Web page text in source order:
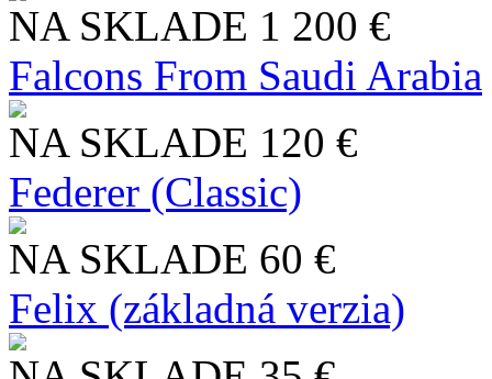
NA SKLADE 1 200 €
Falcons From Saudi Arabia
NA SKLADE 120 €
Federer (Classic)
NA SKLADE 60 €
Felix (základná verzia)